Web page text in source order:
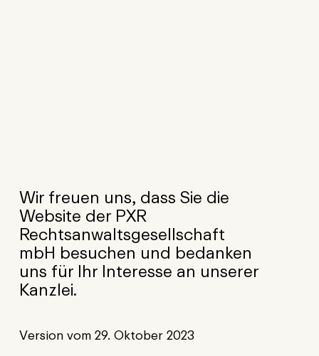
Wir freuen uns, dass Sie die
Website der PXR
Rechtsanwaltsgesellschaft
mbH besuchen und bedanken
uns für Ihr Interesse an unserer
Kanzlei.
Version vom 29. Oktober 2023